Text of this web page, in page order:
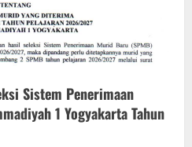
Sistem Penerimaan
1 Yogyakarta Tahun